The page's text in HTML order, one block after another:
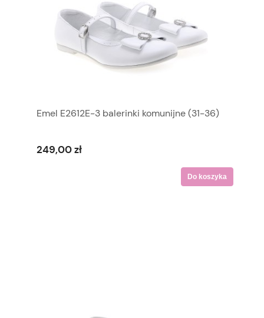
Emel E2612E-3 balerinki komunijne (31-36)
249,00 zł
Do koszyka